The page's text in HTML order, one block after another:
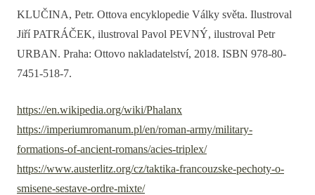
KLUČINA, Petr. Ottova encyklopedie Války světa. Ilustroval
Jiří PATRÁČEK, ilustroval Pavol PEVNÝ, ilustroval Petr
URBAN. Praha: Ottovo nakladatelství, 2018. ISBN 978-80-
7451-518-7.
https://en.wikipedia.org/wiki/Phalanx
https://imperiumromanum.pl/en/roman-army/military-
formations-of-ancient-romans/acies-triplex/
https://www.austerlitz.org/cz/taktika-francouzske-pechoty-o-
smisene-sestave-ordre-mixte/